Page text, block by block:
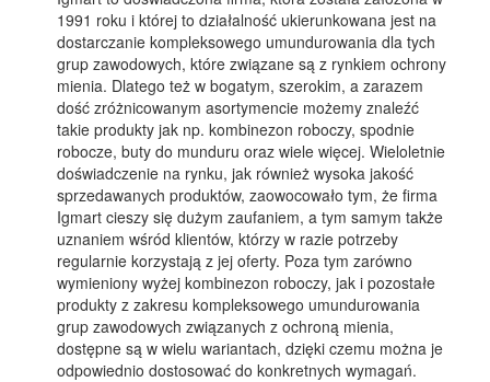
1991 roku i której to działalność ukierunkowana jest na
dostarczanie kompleksowego umundurowania dla tych
grup zawodowych, które związane są z rynkiem ochrony
mienia. Dlatego też w bogatym, szerokim, a zarazem
dość zróżnicowanym asortymencie możemy znaleźć
takie produkty jak np. kombinezon roboczy, spodnie
robocze, buty do munduru oraz wiele więcej. Wieloletnie
doświadczenie na rynku, jak również wysoka jakość
sprzedawanych produktów, zaowocowało tym, że firma
Igmart cieszy się dużym zaufaniem, a tym samym także
uznaniem wśród klientów, którzy w razie potrzeby
regularnie korzystają z jej oferty. Poza tym zarówno
wymieniony wyżej kombinezon roboczy, jak i pozostałe
produkty z zakresu kompleksowego umundurowania
grup zawodowych związanych z ochroną mienia,
dostępne są w wielu wariantach, dzięki czemu można je
odpowiednio dostosować do konkretnych wymagań.